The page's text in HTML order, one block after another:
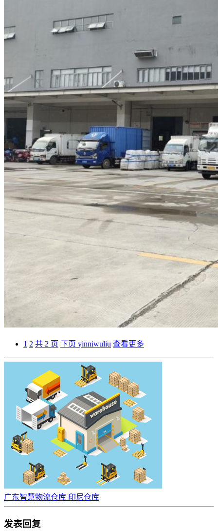
1 2 共 2 页 下页 yinniwuliu 查看更多
广东智慧物流仓库 印尼仓库
发表回复